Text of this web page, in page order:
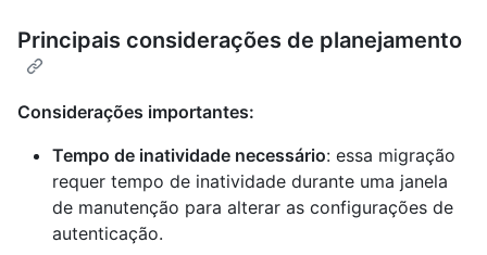
Principais considerações de planejamento
Considerações importantes:
Tempo de inatividade necessário: essa migração
requer tempo de inatividade durante uma janela
de manutenção para alterar as configurações de
autenticação.